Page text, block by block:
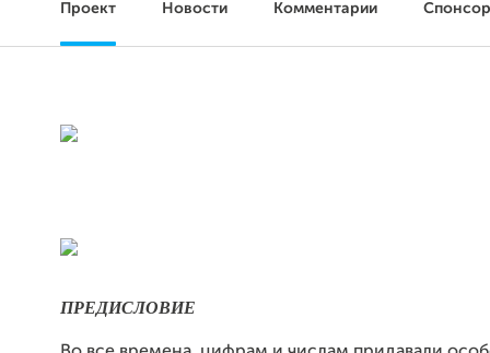
Проект Новости Комментарии
ПРЕДИСЛОВИЕ